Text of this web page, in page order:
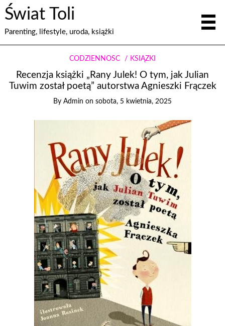
Świat Toli
Parenting, lifestyle, uroda, książki
CODZIENNOŚĆ KSIĄŻKI
Recenzja książki „Rany Julek! O tym, jak Julian
Tuwim został poetą” autorstwa Agnieszki Frączek
By Admin on sobota, 5 kwietnia, 2025